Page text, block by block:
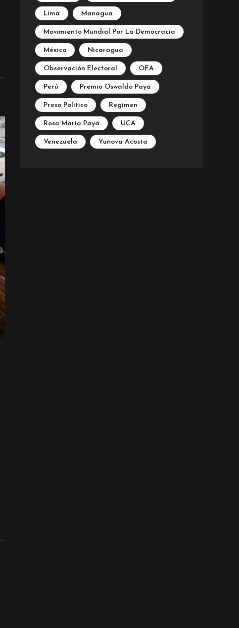
Lima Managua
Movimiento Mundial Por La Democracia
México Nicaragua
Observación Electoral OEA
Perú Premio Oswaldo Payá
Preso Politico Regimen
Rosa María Payá UCA
Venezuela Yunova Acosta